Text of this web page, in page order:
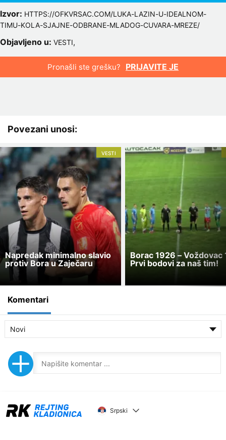
Izvor: HTTPS://OFKVRSAC.COM/LUKA-LAZIN-U-IDEALNOM-
TIMU-KOLA-SJAJNE-ODBRANE-MLADOG-CUVARA-MREZE/
Objavljeno u: VESTI,
Pronašli ste grešku? PRIJAVITE JE
Povezani unosi:
VESTI
Napredak minimalno slavio
protiv Bora u Zaječaru
Borac 1926 – Voždovac
Prvi bodovi za naš tim!
Komentari
Novi
Srpski